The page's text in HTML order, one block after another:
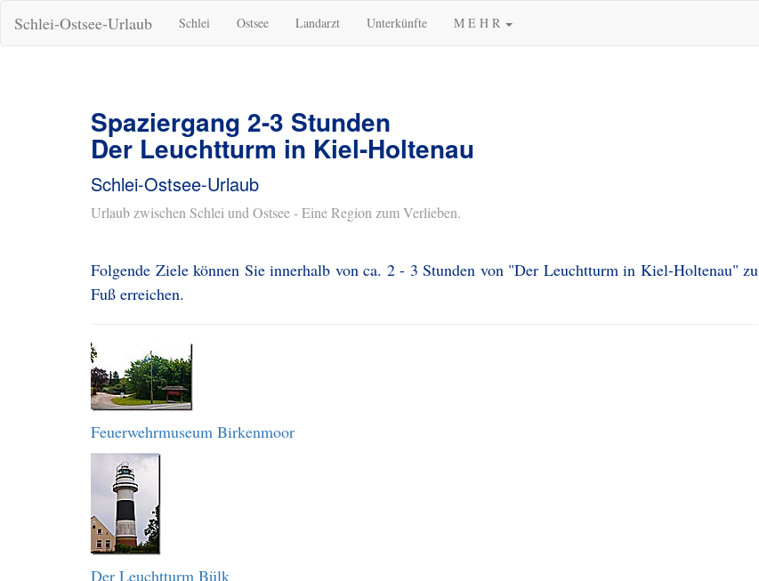
Schlei-Ostsee-Urlaub Schlei Ostsee Landarzt Unterkünfte M E H R
Spaziergang 2-3 Stunden
Der Leuchtturm in Kiel-Holtenau
Schlei-Ostsee-Urlaub
Urlaub zwischen Schlei und Ostsee - Eine Region zum Verlieben.
Folgende Ziele können Sie innerhalb von ca. 2 - 3 Stunden von "Der Leuchtturm in Kiel-Holtenau" zu
Fuß erreichen.
Feuerwehrmuseum Birkenmoor
Der Leuchtturm Bülk